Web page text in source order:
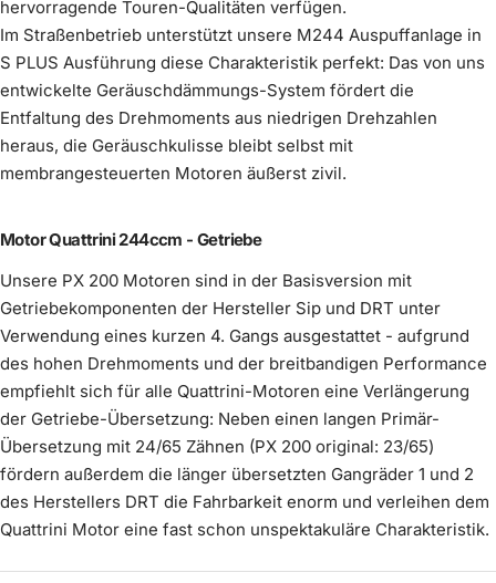
Adapter Vergaser-Ansaugbalg Vespa
Largeframe
Mehr erfahren
€24,90
Auspuff Innendämmung Silent S PLUS
Mehr erfahren
€110,00
Anbringung Lambda-
Flansch
(0/1)
wählbar
Auspuff Innendämmung Silent S
€90,00
Mehr erfahren
im Preis enthalten
pulverbeschichtet
Mehr erfahren
€89,00
Felge Vespa Breitreifen silbergrau
Mehr erfahren
€39,00
Felge Vespa Breitreifen schwarz
pulverbeschichtet
Bremtrommel Vespa PX hinten -
Mehr erfahren
€49,90
hervorragende Touren-Qualitäten verfügen.
Im Straßenbetrieb unterstützt unsere M244 Auspuffanlage in
S PLUS Ausführung diese Charakteristik perfekt: Das von uns
entwickelte Geräuschdämmungs-System fördert die
Entfaltung des Drehmoments aus niedrigen Drehzahlen
heraus, die Geräuschkulisse bleibt selbst mit
membrangesteuerten Motoren äußerst zivil.
Motor Quattrini 244ccm - Getriebe
Unsere PX 200 Motoren sind in der Basisversion mit
Getriebekomponenten der Hersteller Sip und DRT unter
Verwendung eines kurzen 4. Gangs ausgestattet - aufgrund
des hohen Drehmoments und der breitbandigen Performance
empfiehlt sich für alle Quattrini-Motoren eine Verlängerung
der Getriebe-Übersetzung: Neben einen langen Primär-
Übersetzung mit 24/65 Zähnen (PX 200 original: 23/65)
fördern außerdem die länger übersetzten Gangräder 1 und 2
des Herstellers DRT die Fahrbarkeit enorm und verleihen dem
Quattrini Motor eine fast schon unspektakuläre Charakteristik.